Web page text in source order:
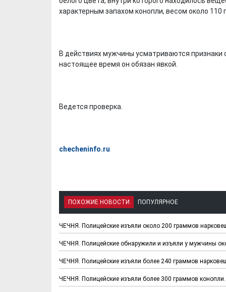
характерным запахом конопли, весом около 110
В действиях мужчины усматриваются признаки
настоящее время он обязан явкой.
Ведется проверка.
checheninfo.ru
ПОХОЖИЕ НОВОСТИ ПОПУЛЯРНОЕ
ЧЕЧНЯ. Полицейские изъяли около 200 граммов
ЧЕЧНЯ. Полицейские обнаружили и изъяли у мужчины
ЧЕЧНЯ. Полицейские изъяли более 240 граммов
ЧЕЧНЯ. Полицейские изъяли более 300 граммов конопли.